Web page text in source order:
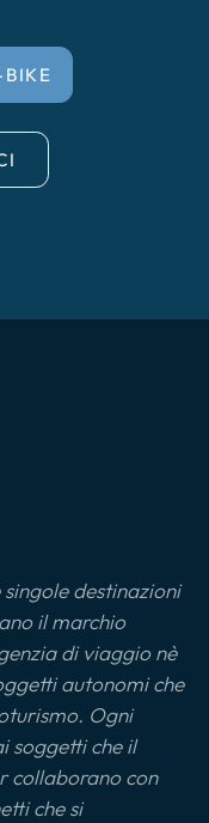
destinazioni
il marchio
di viaggio nè
autonomi che
Ogni
soggetti che il
collaborano con
che si